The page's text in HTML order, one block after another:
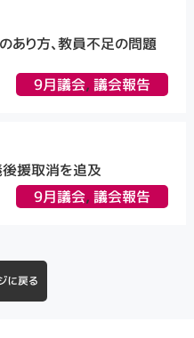
あり方、教員不足の問題
9月議会,議会報告
後援取消を追及
9月議会,議会報告
に戻る